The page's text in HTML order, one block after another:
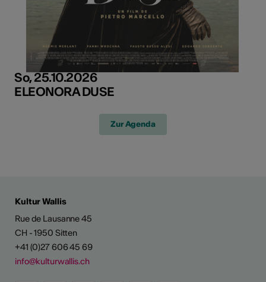
So, 25.10.2026
ELEONORA DUSE
Zur Agenda
Kultur Wallis
Rue de Lausanne 45
CH - 1950 Sitten
+41 (0)27 606 45 69
info@kulturwallis.ch